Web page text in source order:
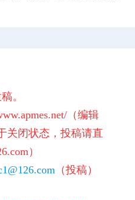
。
（编辑
关闭状态，投稿请直
）
（投稿）